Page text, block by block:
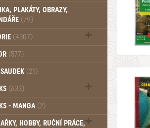
PLAKÁTY, OBRAZY,
(79)
(4307)
Mýty, Báje, Pověsti (203)
(577)
(21)
(633)
- Čtyřlístek (233)
- MANGA (2)
HOBBY, RUČNÍ PRÁCE,